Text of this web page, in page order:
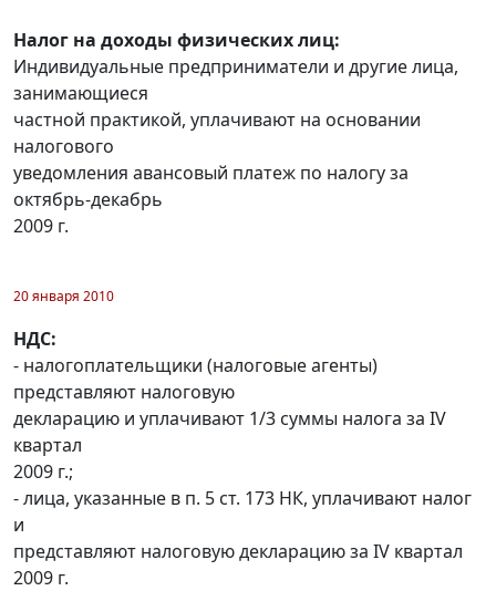
Налог на доходы физических лиц:
Индивидуальные предприниматели и другие лица,
занимающиеся
частной практикой, уплачивают на основании
налогового
уведомления авансовый платеж по налогу за
октябрь-декабрь
2009 г.
20 января 2010
НДС:
- налогоплательщики (налоговые агенты)
представляют налоговую
декларацию и уплачивают 1/3 суммы налога за IV
квартал
2009 г.;
- лица, указанные в п. 5 ст. 173 НК, уплачивают налог
и
представляют налоговую декларацию за IV квартал
2009 г.